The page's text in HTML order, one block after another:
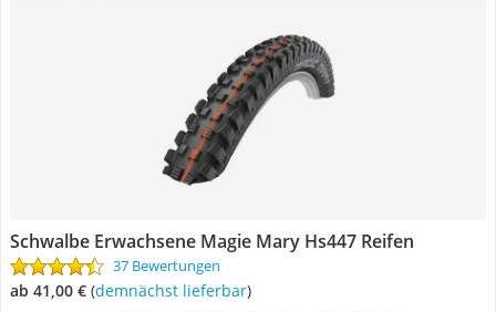
Schwalbe Erwachsene Magie Mary Hs447 Reifen
37 Bewertungen
ab 41,00 € ( Demnächst lieferbar)